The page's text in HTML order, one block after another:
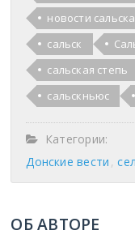
новости сальска
сальск
сальская степь
сальскньюс
Категории:
Донские вести
ОБ АВТОРЕ